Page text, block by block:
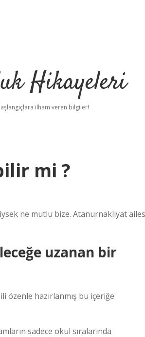
Hikayeleri
ilham veren bilgiler!
mi ?
ne mutlu bize. Atanurnakliyat
uzanan bir
özenle hazırlanmış bu içeriğe
sadece okul sıralarında